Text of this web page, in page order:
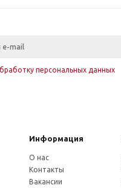
персональных данных
Информация
О нас
Контакты
Вакансии